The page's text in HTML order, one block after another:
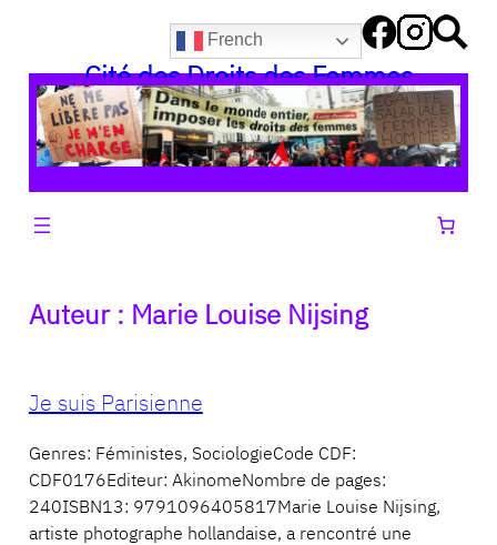
contenu
French
Cité des Droits des Femmes
Auteur : Marie Louise Nijsing
Je suis Parisienne
Genres: Féministes, SociologieCode CDF:
CDF0176Editeur: AkinomeNombre de pages:
240ISBN13: 9791096405817Marie Louise Nijsing,
artiste photographe hollandaise, a rencontré une